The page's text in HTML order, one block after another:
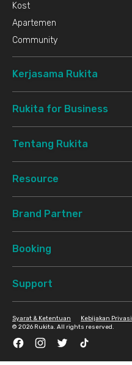
Kost
Apartemen
Community
Kerjasama Rukita
Rukita for Business
Tentang Rukita
Resource
Brand Partner
Booking
Support
© 2026 Rukita. All rights reserved.
Syarat & Ketentuan Kebijakan Privasi
FacebookInstagramTwitter TikTok